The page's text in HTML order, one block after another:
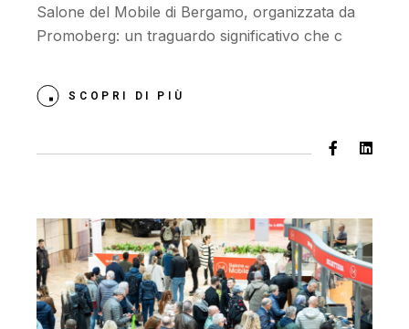
Salone del Mobile di Bergamo, organizzata da
Promoberg: un traguardo significativo che c
SCOPRI DI PIÙ